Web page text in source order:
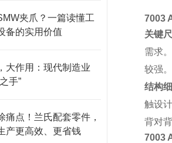
夹爪？一篇读懂工
备的实用价值
大作用：现代制造业
手”
痛点！兰氏配套零件，
产更高效、更省钱
7003
关键
需求
较强
结构
触设
背对
7003